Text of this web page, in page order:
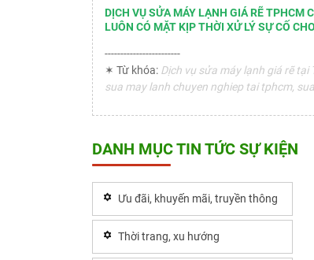
DỊCH VỤ SỬA MÁY LẠNH GIÁ RẼ TPHCM
LUÔN CÓ MẶT KỊP THỜI XỬ LÝ SỰ CỐ
------------------------
✶ Từ khóa: Dịch vụ sửa máy lạnh giá rẽ
sua may lanh chuyen nghiep tai tphcm,
DANH MỤC TIN TỨC SỰ KIỆN
Ưu đãi, khuyến mãi, truyền thông
Thời trang, xu hướng